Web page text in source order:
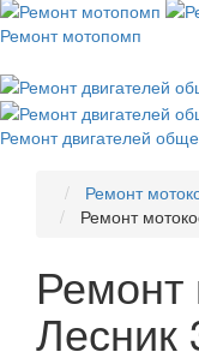
Ремонт мотопомп
Ремонт двигателей
Ремонт
Ремонт
Ремонт
Лесник